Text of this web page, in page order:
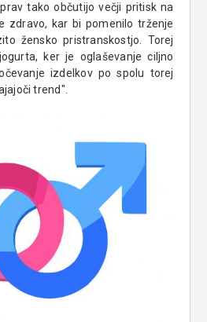
tako občutijo večji pritisk na
zdravo, kar bi pomenilo trženje
žensko pristranskostjo. Torej
ker je oglaševanje ciljno
izdelkov po spolu torej
trend".